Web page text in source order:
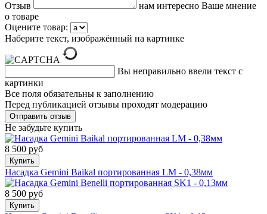
Отзыв
нам интересно Ваше мнение
о товаре
Оцените товар:
Наберите текст, изображённый на картинке
Вы неправильно ввели текст с
картинки
Все поля обязательны к заполнению
Перед публикацией отзывы проходят модерацию
Не забудьте купить
8 500 руб
Купить
Насадка Gemini Baikal портированная LM - 0,38мм
8 500 руб
Купить